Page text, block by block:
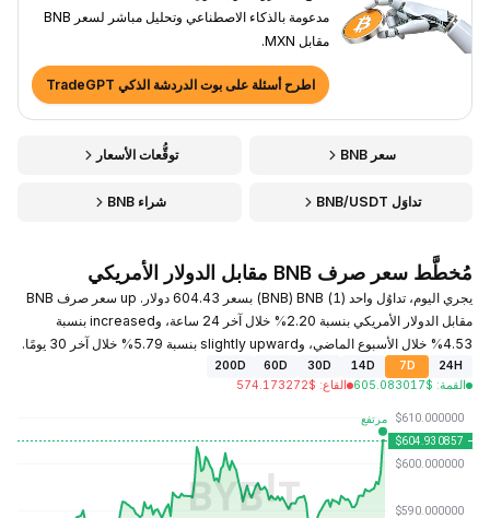
مدعومة بالذكاء الاصطناعي وتحليل مباشر لسعر BNB
مقابل MXN.
اطرح أسئلة على بوت الدردشة الذكي TradeGPT
سعر BNB توقُّعات الأسعار
تداوَل BNB/USDT شراء BNB
مُخطَّط سعر صرف BNB مقابل الدولار الأمريكي
يجري اليوم، تداوُل واحد (1) BNB ‏(BNB) بسعر 604.43 دولار. up سعر صرف BNB
مقابل الدولار الأمريكي بنسبة 2.20% خلال آخر 24 ساعة، وincreased بنسبة
4.53% خلال الأسبوع الماضي، وslightly upward بنسبة 5.79% خلال آخر 30 يومًا.
24H
7D
14D
30D
60D
200D
القمة:
$
605.083017 القاع:
$
574.173272